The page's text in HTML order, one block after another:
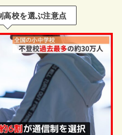
高校を選ぶ注意点